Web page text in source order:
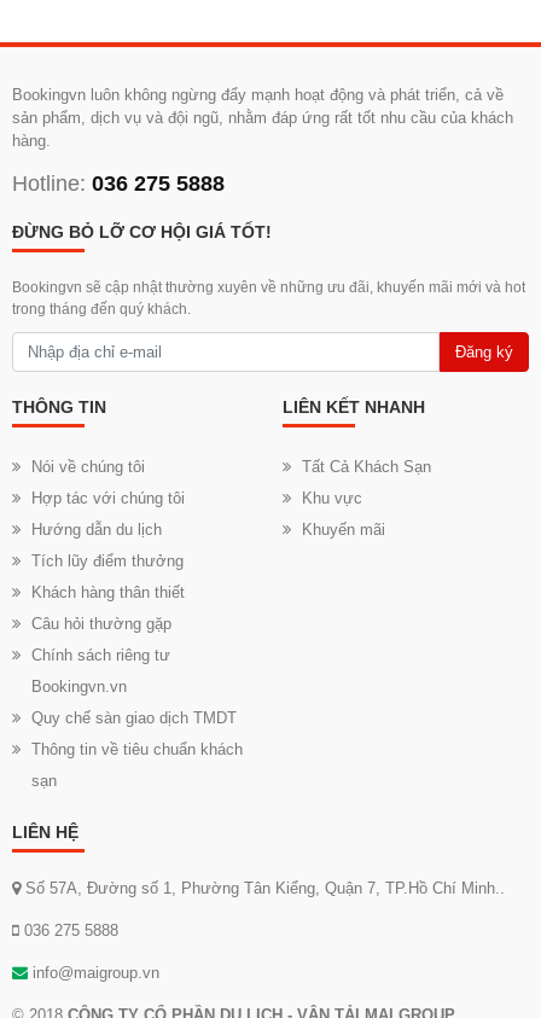
Bookingvn luôn không ngừng đẩy mạnh hoạt động và phát triển, cả về
sản phẩm, dịch vụ và đội ngũ, nhằm đáp ứng rất tốt nhu cầu của khách
hàng.
Hotline: 036 275 5888
ĐỪNG BỎ LỠ CƠ HỘI GIÁ TỐT!
Bookingvn sẽ cập nhật thường xuyên về những ưu đãi, khuyến mãi mới và hot
trong tháng đến quý khách.
Đăng ký
THÔNG TIN
Nói về chúng tôi
Hợp tác với chúng tôi
Hướng dẫn du lịch
Tích lũy điểm thưởng
Khách hàng thân thiết
Câu hỏi thường gặp
Chính sách riêng tư
Bookingvn.vn
Quy chế sàn giao dịch TMDT
Thông tin về tiêu chuẩn khách
sạn
LIÊN KẾT NHANH
Tất Cả Khách Sạn
Khu vực
Khuyến mãi
LIÊN HỆ
Số 57A, Đường số 1, Phường Tân Kiểng, Quận 7, TP.Hồ Chí Minh..
036 275 5888
info@maigroup.vn